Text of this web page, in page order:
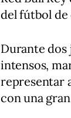
del fútbol de
Durante dos
intensos,
representar
con una